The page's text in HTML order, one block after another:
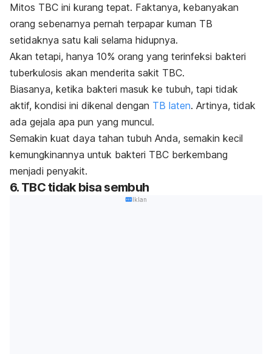
Mitos TBC ini kurang tepat. Faktanya, kebanyakan
orang sebenarnya pernah terpapar kuman TB
setidaknya satu kali selama hidupnya.
Akan tetapi, hanya 10% orang yang terinfeksi bakteri
tuberkulosis akan menderita sakit TBC.
Biasanya, ketika bakteri masuk ke tubuh, tapi tidak
aktif, kondisi ini dikenal dengan TB laten. Artinya, tidak
ada gejala apa pun yang muncul.
Semakin kuat daya tahan tubuh Anda, semakin kecil
kemungkinannya untuk bakteri TBC berkembang
menjadi penyakit.
6. TBC tidak bisa sembuh
Iklan